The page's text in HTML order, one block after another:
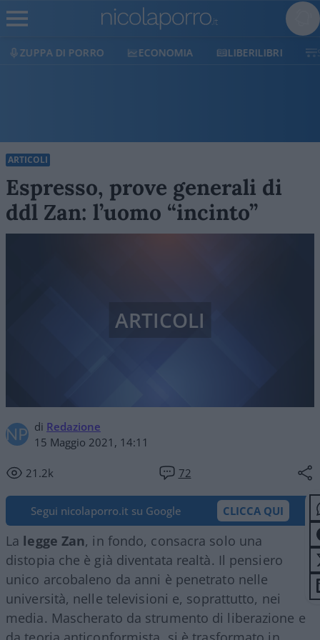
ZUPPA DI PORRO ECONOMIA LIBERILIBRI
ARTICOLI
Espresso, prove generali di
ddl Zan: l’uomo “incinto”
di Redazione
15 Maggio 2021, 14:11
21.2k 72
ARTICOLI
Segui nicolaporro.it su Google CLICCA QUI
La legge Zan, in fondo, consacra solo una
distopia che è già diventata realtà. Il pensiero
unico arcobaleno da anni è penetrato nelle
università, nelle televisioni e, soprattutto, nei
media. Mascherato da strumento di liberazione e